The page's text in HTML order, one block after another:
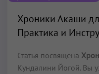
Хроники Акаши
Практика и
Статья посвящена
Кундалини Йогой. Вы